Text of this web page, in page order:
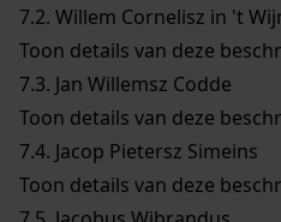
7.2. Willem Cornelisz in 't
Toon details van deze
7.3. Jan Willemsz Codde
Toon details van deze
7.4. Jacop Pietersz Simeins
Toon details van deze